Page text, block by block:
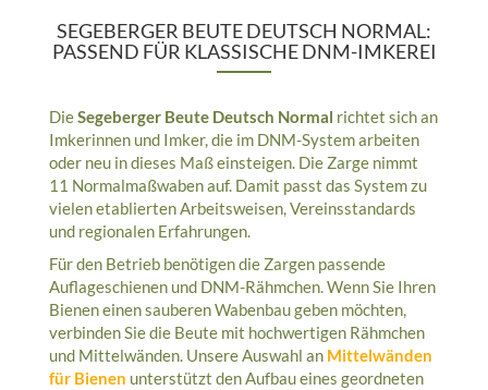
SEGEBERGER BEUTE DEUTSCH NORMAL:
PASSEND FÜR KLASSISCHE DNM-IMKEREI
DieSegeberger Beute Deutsch Normal richtet sich an
Imkerinnen und Imker, die im DNM-System arbeiten
oder neu in dieses Maß einsteigen. Die Zarge nimmt
11 Normalmaßwaben auf. Damit passt das System zu
vielen etablierten Arbeitsweisen, Vereinsstandards
und regionalen Erfahrungen.
Für den Betrieb benötigen die Zargen passende
Auflageschienen und DNM-Rähmchen. Wenn Sie Ihren
Bienen einen sauberen Wabenbau geben möchten,
verbinden Sie die Beute mit hochwertigen Rähmchen
und Mittelwänden. Unsere Auswahl an Mittelwänden
für Bienen unterstützt den Aufbau eines geordneten